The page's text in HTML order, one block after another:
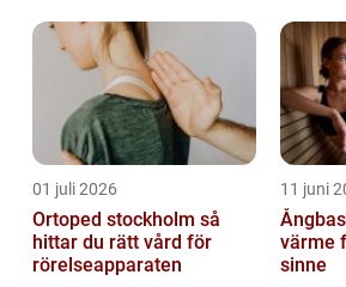
01 juli 2026
Ortoped stockholm så
hittar du rätt vård för
rörelseapparaten
11 juni
värme
sinne